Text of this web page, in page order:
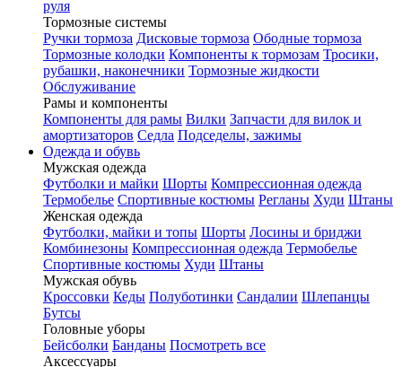
руля
Тормозные системы
Ручки тормоза Дисковые тормоза Ободные тормоза
Тормозные колодки Компоненты к тормозам Тросики,
рубашки, наконечники Тормозные жидкости
Обслуживание
Рамы и компоненты
Компоненты для рамы Вилки Запчасти для вилок и
амортизаторов Седла Подседелы, зажимы
Одежда и обувь
Мужская одежда
Футболки и майки Шорты Компрессионная одежда
Термобелье Спортивные костюмы Регланы Худи Штаны
Женская одежда
Футболки, майки и топы Шорты Лосины и бриджи
Комбинезоны Компрессионная одежда Термобелье
Спортивные костюмы Худи Штаны
Мужская обувь
Кроссовки Кеды Полуботинки Сандалии Шлепанцы
Бутсы
Головные уборы
Бейсболки Банданы Посмотреть все
Аксессуары